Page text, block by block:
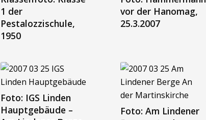
1 der
Pestalozzischule,
1950
vor der Hanomag,
25.3.2007
Foto: IGS Linden
Hauptgebäude –
Foto: Am Lindener